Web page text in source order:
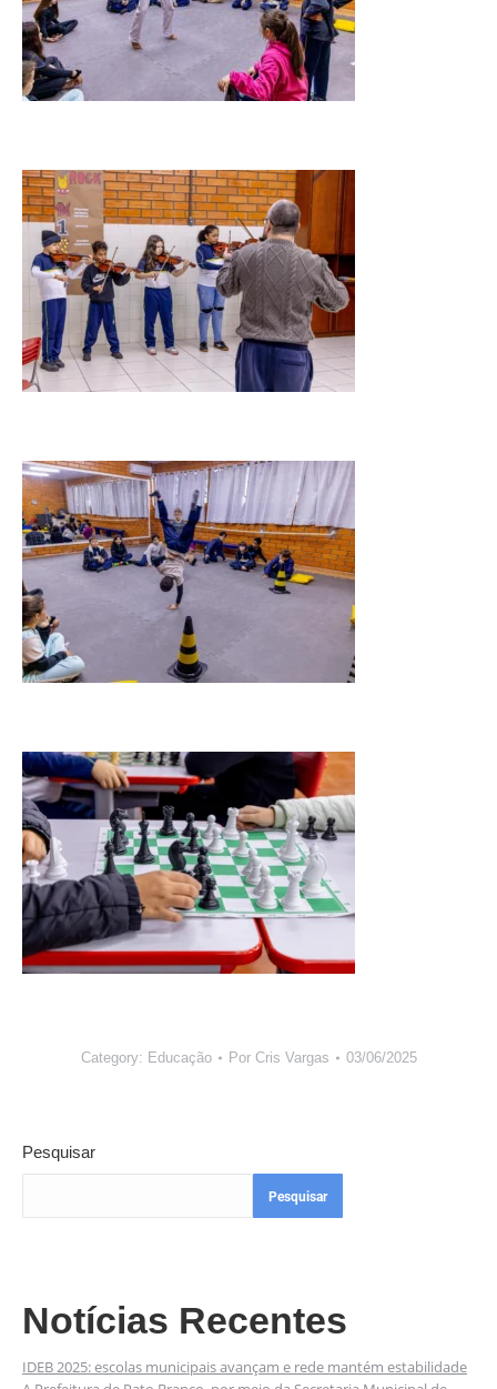
Category: Educação Por Cris Vargas 03/06/2025
Pesquisar
Pesquisar
Notícias Recentes
IDEB 2025: escolas municipais avançam e rede mantém estabilidade